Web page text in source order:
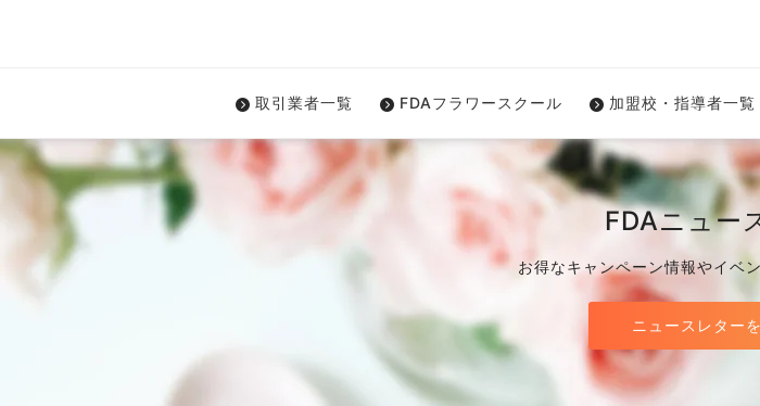
取引業者一覧 FDAフラワースクール 加盟校・指導者一覧
FDAニュー
お得なキャンペーン情報やイベ
ニュースレター